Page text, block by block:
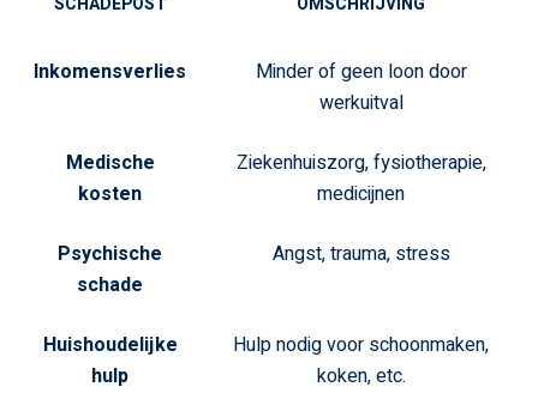
Inkomensverlies
Minder of geen loon door
werkuitval
Medische
kosten
Ziekenhuiszorg, fysiotherapie,
medicijnen
Psychische
schade
Angst, trauma, stress
Huishoudelijke
hulp
Hulp nodig voor schoonmaken,
koken, etc.